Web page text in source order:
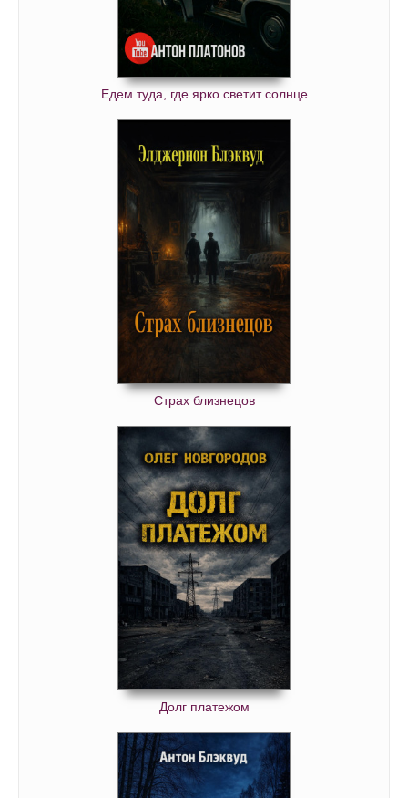
Едем туда, где ярко светит солнце
Страх близнецов
Долг платежом